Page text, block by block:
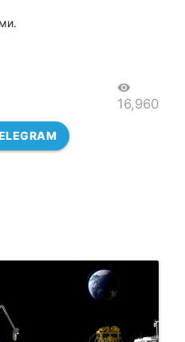
visibility
16,960